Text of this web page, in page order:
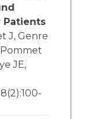
Patients
J, Genre
JE,